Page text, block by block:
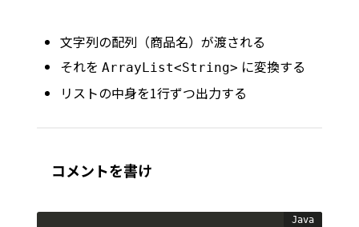
文字列の配列（商品名）が渡される
それを ArrayList<String> に変換する
リストの中身を1行ずつ出力する
コメントを書け